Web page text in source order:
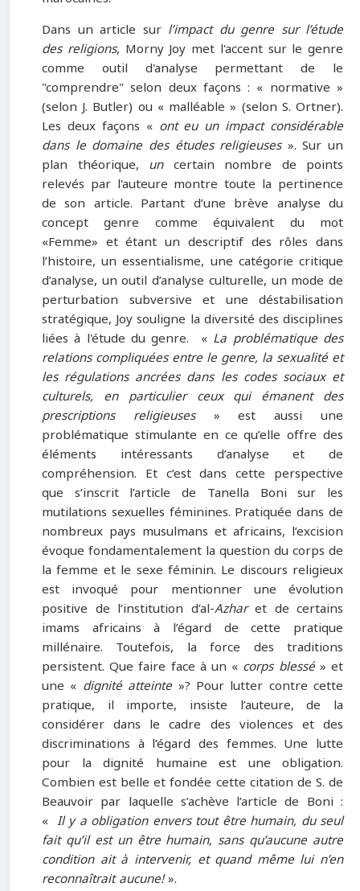
Dans un article sur l’impact du genre sur l’étude
des religions, Morny Joy met l'accent sur le genre
comme outil d'analyse permettant de le
"comprendre" selon deux façons : « normative »
(selon J. Butler) ou « malléable » (selon S. Ortner).
Les deux façons « ont eu un impact considérable
dans le domaine des études religieuses». Sur un
plan théorique, uncertain nombre de points
relevés par l'auteure montre toute la pertinence
de son article. Partant d’une brève analyse du
concept genre comme équivalent du mot
«Femme» et étant un descriptif des rôles dans
l’histoire, un essentialisme, une catégorie critique
d’analyse, un outil d’analyse culturelle, un mode de
perturbation subversive et une déstabilisation
stratégique, Joy souligne la diversité des disciplines
liées à l'étude du genre. « La problématique des
relations compliquées entre le genre, la sexualité et
les régulations ancrées dans les codes sociaux et
culturels, en particulier ceux qui émanent des
prescriptions religieuses» est aussi une
problématique stimulante en ce qu’elle offre des
éléments intéressants d’analyse et de
compréhension. Et c’est dans cette perspective
que s’inscrit l’article de Tanella Boni sur les
mutilations sexuelles féminines. Pratiquée dans de
nombreux pays musulmans et africains, l’excision
évoque fondamentalement la question du corps de
la femme et le sexe féminin. Le discours religieux
est invoqué pour mentionner une évolution
positive de l’institution d’al-Azharet de certains
imams africains à l’égard de cette pratique
millénaire. Toutefois, la force des traditions
persistent. Que faire face à un « corps blessé» et
une « dignité atteinte »? Pour lutter contre cette
pratique, il importe, insiste l’auteure, de la
considérer dans le cadre des violences et des
discriminations à l’égard des femmes. Une lutte
pour la dignité humaine est une obligation.
Combien est belle et fondée cette citation de S. de
Beauvoir par laquelle s’achève l’article de Boni :
« Il y a obligation envers tout être humain, du seul
fait qu’il est un être humain, sans qu’aucune autre
condition ait à intervenir, et quand même lui n’en
reconnaîtrait aucune!».